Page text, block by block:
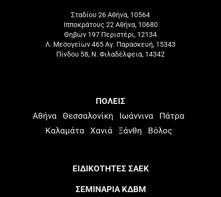
Σταδίου 26 Αθήνα, 10564
Ιπποκράτους 22 Αθήνα, 10680
Θηβών 197 Περιστέρι, 12134
Λ. Μεσογείων 465 Αγ. Παρασκευή, 15343
Πίνδου 58, Ν. Φιλαδέλφεια, 14342
ΠΟΛΕΙΣ
Αθήνα Θεσσαλονίκη Ιωάννινα
Πάτρα
Καλαμάτα
Χανιά Ξάνθη Βόλος
ΕΙΔΙΚΟΤΗΤΕΣ ΣΑΕΚ
ΣΕΜΙΝΑΡΙΑ ΚΔΒΜ